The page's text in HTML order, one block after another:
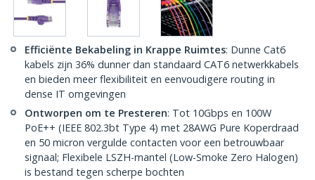
Efficiënte Bekabeling in Krappe Ruimtes: Dunne Cat6
kabels zijn 36% dunner dan standaard CAT6 netwerkkabels
en bieden meer flexibiliteit en eenvoudigere routing in
dense IT omgevingen
Ontworpen om te Presteren: Tot 10Gbps en 100W
PoE++ (IEEE 802.3bt Type 4) met 28AWG Pure Koperdraad
en 50 micron vergulde contacten voor een betrouwbaar
signaal; Flexibele LSZH-mantel (Low-Smoke Zero Halogen)
is bestand tegen scherpe bochten